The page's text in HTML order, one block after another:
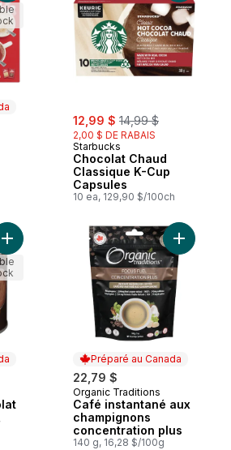
sale:
12,99 $ , formerly:
14,99 $
2,00 $ DE RABAIS
Starbucks
Chocolat Chaud
Classique K-Cup
Capsules
10 ea, 129,90 $/100ch
Ajouter Mélange à chocolat chaud
Préparé au Canada
22,79 $
Préparé au Canada
Organic Traditions
Café instantané aux
champignons
concentration plus
140 g, 16,28 $/100g
Ajouter